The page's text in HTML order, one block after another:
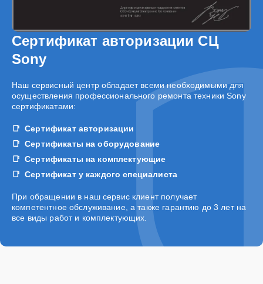
Сертификат авторизации СЦ
Sony
Наш сервисный центр обладает всеми необходимыми для
осуществления профессионального ремонта техники Sony
сертификатами:
Сертификат авторизации
Сертификаты на оборудование
Сертификаты на комплектующие
Сертификат у каждого специалиста
При обращении в наш сервис клиент получает
компетентное обслуживание, а также гарантию до 3 лет на
все виды работ и комплектующих.